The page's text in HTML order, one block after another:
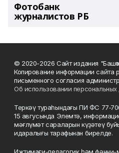
Фотобанк
журналистов РБ
© 2020-2026 Сайт издания
Копирование информации сайта
письменного согласия
Об использовании персональных
Теркәү тураһындағы ПИ ФС
15 авгусында Элемтә,
мәғлүмәт сараларын күҙәтеү
идаралығы тарафынан бирелде.